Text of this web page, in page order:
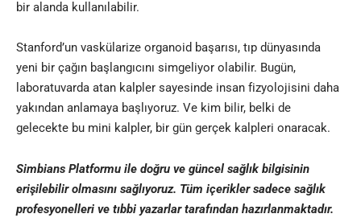
bir alanda kullanılabilir.
Stanford’un vaskülarize organoid başarısı, tıp dünyasında
yeni bir çağın başlangıcını simgeliyor olabilir. Bugün,
laboratuvarda atan kalpler sayesinde insan fizyolojisini daha
yakından anlamaya başlıyoruz. Ve kim bilir, belki de
gelecekte bu mini kalpler, bir gün gerçek kalpleri onaracak.
Simbians Platformu ile doğru ve güncel sağlık bilgisinin
erişilebilir olmasını sağlıyoruz. Tüm içerikler sadece sağlık
profesyonelleri ve tıbbi yazarlar tarafından hazırlanmaktadır.